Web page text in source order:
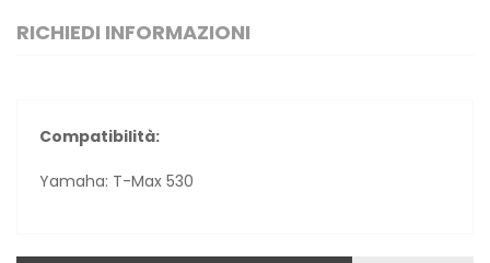
RICHIEDI INFORMAZIONI
Compatibilità:
Yamaha: T-Max 530